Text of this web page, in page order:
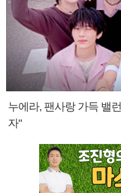
누에라, 팬사랑 가득 밸
자"